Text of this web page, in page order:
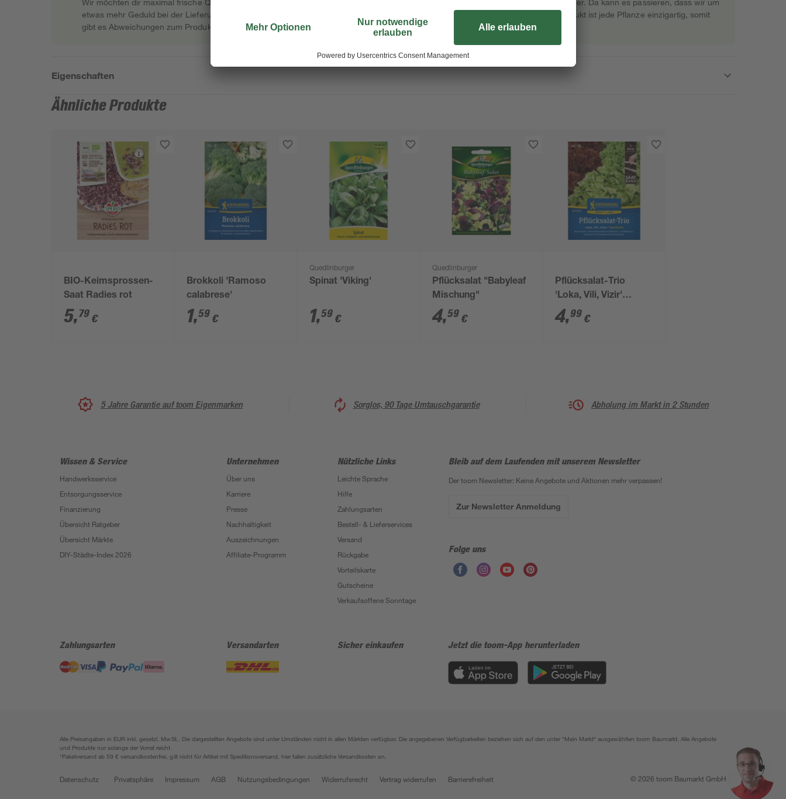
Wir möchten dir maximal frische Qualität garantieren. Deswegen ordern wir deine Pflanze erst nach der Bestellung direkt beim Gärtner. Da kann es passieren, dass wir um
etwas mehr Geduld bei der Lieferung bitten müssen. So kannst du dich über eine frische und gesunde Pflanze freuen! Als Naturprodukt ist jede Pflanze einzigartig, somit
gibt es Abweichungen zum Produktfoto.
Eigenschaften
Ähnliche Produkte
BIO-Keimsprossen-
Saat Radies rot
5,79 €
Brokkoli 'Ramoso
calabrese'
1,59 €
Quedlinburger
Spinat 'Viking'
1,59 €
Quedlinburger
Pflücksalat "Babyleaf
Mischung"
4,59 €
Pflücksalat-Trio
'Loka, Vili, Vizir'
Saatband 5 m
4,99 €
5 Jahre Garantie auf toom Eigenmarken Sorglos, 90 Tage Umtauschgarantie Abholung im Markt in 2 Stunden
Wissen & Service
Handwerksservice
Entsorgungsservice
Finanzierung
Übersicht Ratgeber
Übersicht Märkte
DIY-Städte-Index 2026
Unternehmen
Über uns
Karriere
Presse
Nachhaltigkeit
Auszeichnungen
Affiliate-Programm
Nützliche Links
Leichte Sprache
Hilfe
Zahlungsarten
Bestell- & Lieferservices
Versand
Rückgabe
Vorteilskarte
Gutscheine
Verkaufsoffene Sonntage
Bleib auf dem Laufenden mit unserem Newsletter
Der toom Newsletter: Keine Angebote und Aktionen mehr verpassen!
Zur Newsletter Anmeldung
Folge uns
Zahlungsarten Versandarten Sicher einkaufen Jetzt die toom-App herunterladen
Alle Preisangaben in EUR inkl. gesetzl. MwSt.. Die dargestellten Angebote sind unter Umständen nicht in allen Märkten verfügbar. Die angegebenen Verfügbarkeiten beziehen sich auf den unter "Mein Markt" ausgewählten toom Baumarkt. Alle Angebote
und Produkte nur solange der Vorrat reicht.
*Paketversand ab 59 € versandkostenfrei, gilt nicht für Artikel mit Speditionsversand, hier fallen zusätzliche Versandkosten an.
Datenschutz Privatsphäre Impressum AGB Nutzungsbedingungen Widerrufsrecht Vertrag widerrufen Barrierefreiheit © 2026 toom Baumarkt GmbH